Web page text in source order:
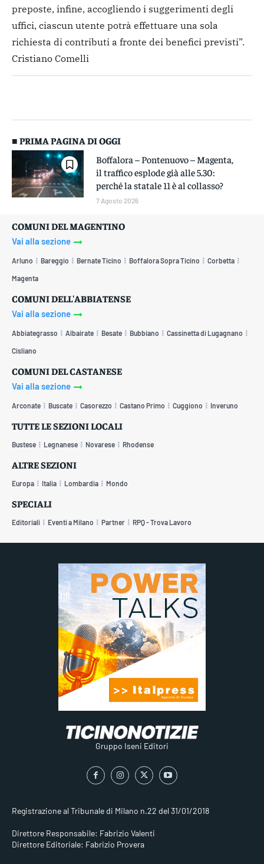
preposte, infine, accogliendo i suggerimenti degli
uffici, ciascun utente potrà effettuare una sola
richiesta di contributi a fronte dei benefici previsti”.
Cristiano Comelli
■ PRIMA PAGINA DI OGGI
Boffalora – Pontenuovo – Magenta,
il traffico esplode già alle 5.30:
perché la statale 11 è al collasso?
7 Agosto 2026
COMUNI DEL MAGENTINO
Vai alla sezione
Arluno Bareggio Bernate Ticino Boffalora Sopra Ticino Corbetta
Magenta
COMUNI DELL'ABBIATENSE
Vai alla sezione
Abbiategrasso Albairate Besate Bubbiano Cassinetta di Lugagnano
Cisliano
COMUNI DEL CASTANESE
Vai alla sezione
Arconate Buscate Casorezzo Castano Primo Cuggiono Inveruno
TUTTE LE SEZIONI LOCALI
Bustese Legnanese Novarese Rhodense
ALTRE SEZIONI
Europa Italia Lombardia Mondo
SPECIALI
Editoriali Eventi a Milano Partner RPQ - Trova Lavoro
Gruppo Iseni Editori
Registrazione al Tribunale di Milano n.22 del 31/01/2018
Direttore Responsabile: Fabrizio Valenti
Direttore Editoriale: Fabrizio Provera